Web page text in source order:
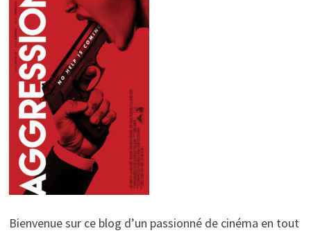
Bienvenue sur ce blog d’un passionné de cinéma en tout